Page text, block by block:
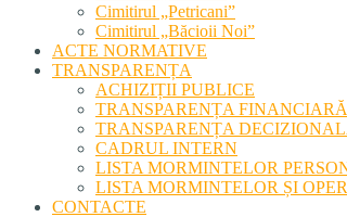
Cimitirul „Petricani”
Cimitirul „Băcioii Noi”
ACTE NORMATIVE
TRANSPARENȚA
ACHIZIȚII PUBLICE
TRANSPARENȚA FINANCIARĂ
TRANSPARENȚA
CADRUL INTERN
LISTA MORMINTELOR
LISTA MORMINTELOR ȘI
CONTACTE